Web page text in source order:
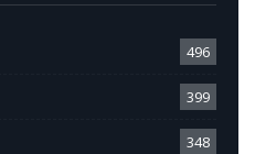
496
399
348